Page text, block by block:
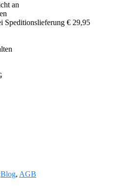
an
Speditionslieferung € 29,95
Blog, AGB